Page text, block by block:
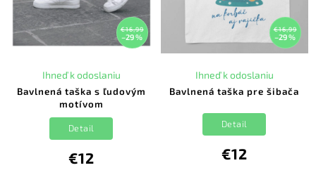
€16,99
–29 %
Bavlnená taška s ľudovým
motívom
Ihneď k odoslaniu
€12
Detail
€16,99
–29 %
Bavlnená taška pre šibača
Ihneď k odoslaniu
€12
Detail